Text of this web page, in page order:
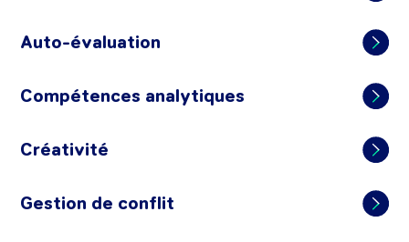
Auto-évaluation
Compétences analytiques
Créativité
Gestion de conflit